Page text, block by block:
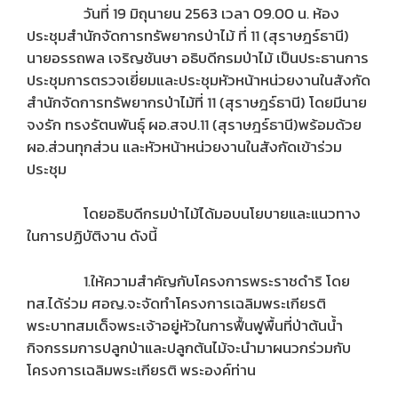
วันที่ 19 มิถุนายน 2563 เวลา 09.00 น. ห้อง
ประชุมสำนักจัดการทรัพยากรป่าไม้ ที่ 11 (สุราษฎร์ธานี)
นายอรรถพล เจริญชันษา อธิบดีกรมป่าไม้ เป็นประธานการ
ประชุมการตรวจเยี่ยมและประชุมหัวหน้าหน่วยงานในสังกัด
สำนักจัดการทรัพยากรป่าไม้ที่ 11 (สุราษฎร์ธานี) โดยมีนาย
จงรัก ทรงรัตนพันธุ์ ผอ.สจป.11 (สุราษฎร์ธานี)พร้อมด้วย
ผอ.ส่วนทุกส่วน และหัวหน้าหน่วยงานในสังกัดเข้าร่วม
ประชุม
โดยอธิบดีกรมป่าไม้ได้มอบนโยบายและแนวทาง
ในการปฏิบัติงาน ดังนี้
1.ให้ความสำคัญกับโครงการพระราชดำริ โดย
ทส.ได้ร่วม ศอญ.จะจัดทำโครงการเฉลิมพระเกียรติ
พระบาทสมเด็จพระเจ้าอยู่หัวในการฟื้นฟูพื้นที่ป่าต้นน้ำ
กิจกรรมการปลูกป่าและปลูกต้นไม้จะนำมาผนวกร่วมกับ
โครงการเฉลิมพระเกียรติ พระองค์ท่าน